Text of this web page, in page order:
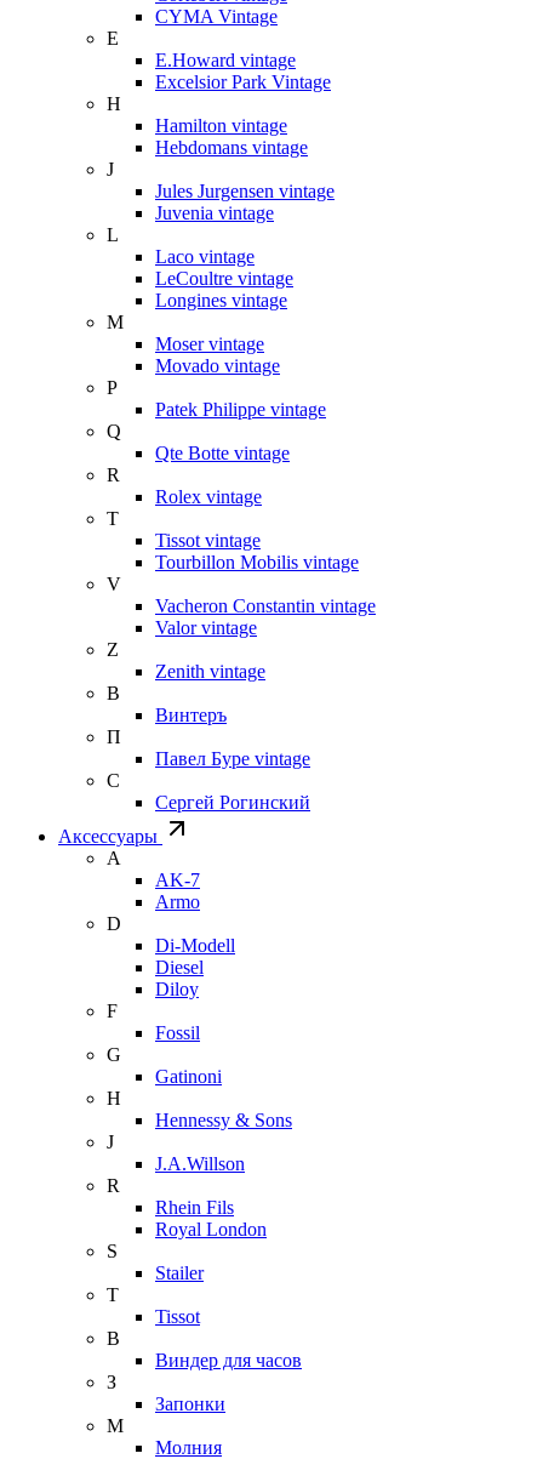
CYMA Vintage
E
E.Howard vintage
Excelsior Park Vintage
H
Hamilton vintage
Hebdomans vintage
J
Jules Jurgensen vintage
Juvenia vintage
L
Laco vintage
LeCoultre vintage
Longines vintage
M
Moser vintage
Movado vintage
P
Patek Philippe vintage
Q
Qte Botte vintage
R
Rolex vintage
T
Tissot vintage
Tourbillon Mobilis vintage
V
Vacheron Constantin vintage
Valor vintage
Z
Zenith vintage
В
Винтеръ
П
Павел Буре vintage
С
Сергей Рогинский
Аксессуары
A
AK-7
Armo
D
Di-Modell
Diesel
Diloy
F
Fossil
G
Gatinoni
H
Hennessy & Sons
J
J.A.Willson
R
Rhein Fils
Royal London
S
Stailer
T
Tissot
В
Виндер для часов
З
Запонки
М
Молния